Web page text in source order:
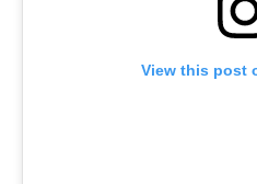
View this post